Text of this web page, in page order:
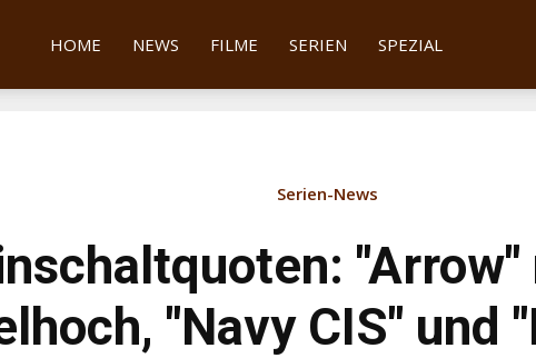
Filmfutter
HOME NEWS FILME SERIEN SPEZIAL
Serien-News
"Navy CIS" und